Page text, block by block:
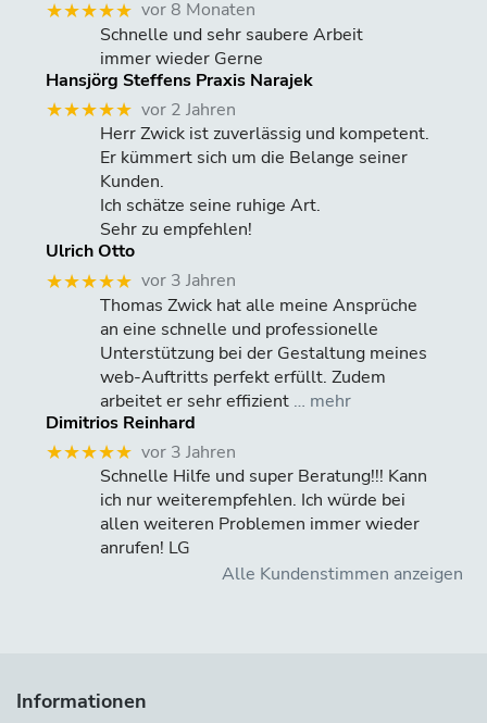
★★★★★ vor 8 Monaten
Schnelle und sehr saubere Arbeit
immer wieder Gerne
Hansjörg Steffens Praxis Narajek
★★★★★ vor 2 Jahren
Herr Zwick ist zuverlässig und kompetent.
Er kümmert sich um die Belange seiner
Kunden.
Ich schätze seine ruhige Art.
Sehr zu empfehlen!
Ulrich Otto
★★★★★ vor 3 Jahren
Thomas Zwick hat alle meine Ansprüche
an eine schnelle und professionelle
Unterstützung bei der Gestaltung meines
web-Auftritts perfekt erfüllt. Zudem
arbeitet er sehr effizient … mehr
Dimitrios Reinhard
★★★★★ vor 3 Jahren
Schnelle Hilfe und super Beratung!!! Kann
ich nur weiterempfehlen. Ich würde bei
allen weiteren Problemen immer wieder
anrufen! LG
Alle Kundenstimmen anzeigen
Informationen